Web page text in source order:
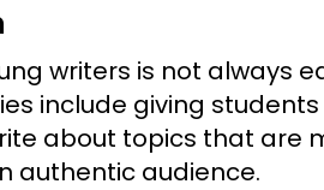
writers is not always
include giving
about topics that are
authentic audience.